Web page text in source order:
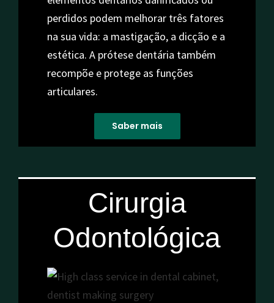
perdidos podem melhorar três fatores
na sua vida: a mastigação, a dicção e a
estética. A prótese dentária também
recompõe e protege as funções
articulares.
Saber mais
Cirurgia
Odontológica